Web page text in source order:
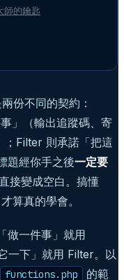
的鑰匙
份不同的契約：
」（輸出追蹤碼、寄
；Filter 則承諾「把這
題經你手之後一定要
接變成空白。搞懂
算真的學會。
做一件事」就用
一下」就用 Filter。以
functions.php 的範